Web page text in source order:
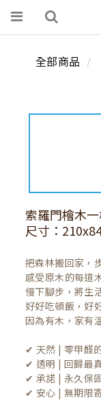
全部商品
索羅門檜木
尺寸：
把森林搬回家，
感受原木的每道
慢下腳步，將生
好好吃頓飯，好
因為有木，家有
✔ 天然 | 零甲醛
✔ 透明 | 回歸最
✔ 承諾 | 永久保
✔ 安心 | 無期限